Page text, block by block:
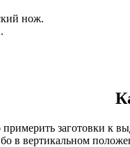
нож.
заготовки к
в вертикальном